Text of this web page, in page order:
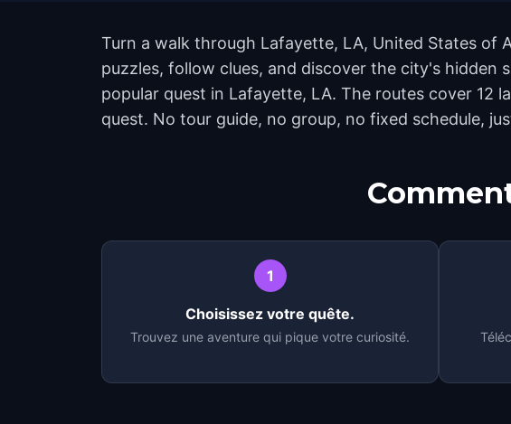
Turn a walk through Lafayette, LA, United States of
puzzles, follow clues, and discover the city's hidden
popular quest in Lafayette, LA. The routes cover 12
quest. No tour guide, no group, no fixed schedule,
1
Choisissez votre quête.
Trouvez une aventure qui pique votre curiosité.